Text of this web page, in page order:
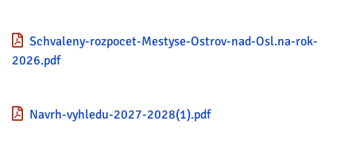
Schvaleny-rozpocet-Mestyse-Ostrov-nad-Osl.na-rok-
2026.pdf
Navrh-vyhledu-2027-2028(1).pdf